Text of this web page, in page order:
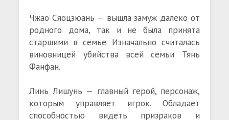
Чжао Сяоцзюань — вышла замуж далеко от
родного дома, так и не была принята
старшими в семье. Изначально считалась
виновницей убийства всей семьи Тянь
Фанфан.
Линь Лишунь — главный герой, персонаж,
которым управляет игрок. Обладает
способностью видеть призраков и